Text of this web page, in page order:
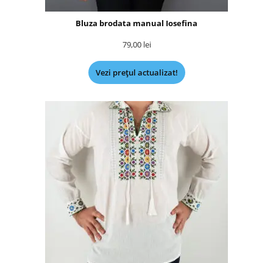
Bluza brodata manual Iosefina
79,00 lei
Vezi prețul actualizat!